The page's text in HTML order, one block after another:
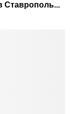
Ставрополь...